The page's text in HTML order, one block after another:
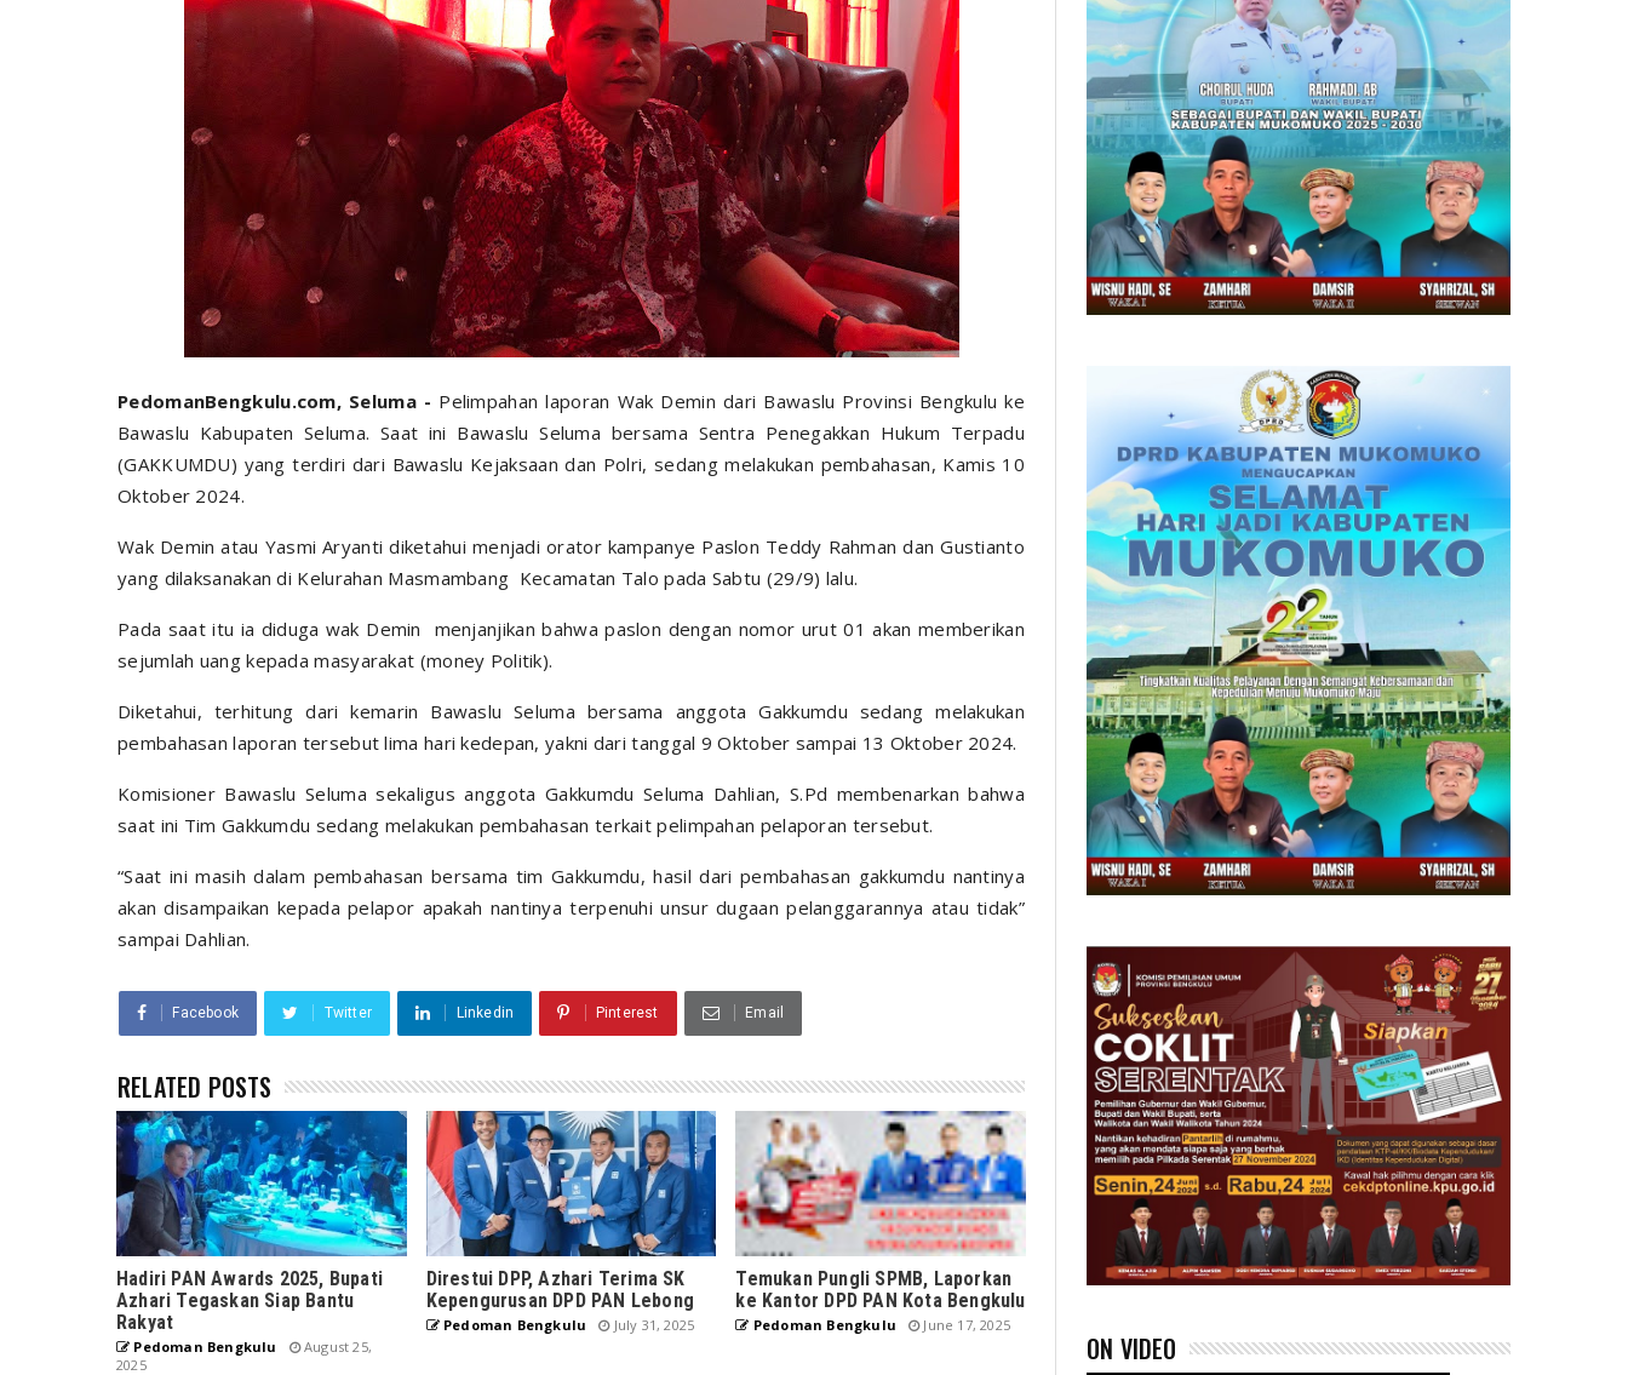
PedomanBengkulu.com, Seluma - Pelimpahan laporan Wak Demin dari Bawaslu Provinsi Bengkulu ke
Bawaslu Kabupaten Seluma. Saat ini Bawaslu Seluma bersama Sentra Penegakkan Hukum Terpadu
(GAKKUMDU) yang terdiri dari Bawaslu Kejaksaan dan Polri, sedang melakukan pembahasan, Kamis 10
Oktober 2024.
Wak Demin atau Yasmi Aryanti diketahui menjadi orator kampanye Paslon Teddy Rahman dan Gustianto
yang dilaksanakan di Kelurahan Masmambang Kecamatan Talo pada Sabtu (29/9) lalu.
Pada saat itu ia diduga wak Demin menjanjikan bahwa paslon dengan nomor urut 01 akan memberikan
sejumlah uang kepada masyarakat (money Politik).
Diketahui, terhitung dari kemarin Bawaslu Seluma bersama anggota Gakkumdu sedang melakukan
pembahasan laporan tersebut lima hari kedepan, yakni dari tanggal 9 Oktober sampai 13 Oktober 2024.
Komisioner Bawaslu Seluma sekaligus anggota Gakkumdu Seluma Dahlian, S.Pd membenarkan bahwa
saat ini Tim Gakkumdu sedang melakukan pembahasan terkait pelimpahan pelaporan tersebut.
“Saat ini masih dalam pembahasan bersama tim Gakkumdu, hasil dari pembahasan gakkumdu nantinya
akan disampaikan kepada pelapor apakah nantinya terpenuhi unsur dugaan pelanggarannya atau tidak”
sampai Dahlian.
Facebook Twitter Linkedin Pinterest Email
RELATED POSTS
Hadiri PAN Awards 2025, Bupati
Azhari Tegaskan Siap Bantu
Rakyat
Pedoman Bengkulu
August 25,
2025
Direstui DPP, Azhari Terima SK
Kepengurusan DPD PAN Lebong
Pedoman Bengkulu July 31, 2025
Temukan Pungli SPMB, Laporkan
ke Kantor DPD PAN Kota Bengkulu
Pedoman Bengkulu June 17, 2025
ON VIDEO